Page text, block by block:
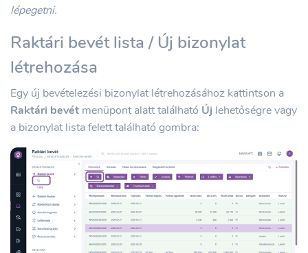
lépegetni.
Raktári bevét lista / Új bizonylat
létrehozása
Egy új bevételezési bizonylat létrehozásához kattintson a
Raktári bevét menüpont alatt található Új lehetőségre vagy
a bizonylat lista felett található gombra: